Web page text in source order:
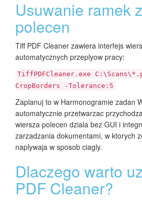
Usuwanie ramek
polecen
Tiff PDF Cleaner zawiera interfejs
automatycznych przeplyow pracy:
TiffPDFCleaner.exe
CropBorders -Tolerance:5
Zaplanuj to w Harmonogramie zadan
automatycznie przetwarzac
wiersza polecen dziala bez GUI i
zarzadzania dokumentami, w ktorych
naplywaja w sposob ciagly.
Dlaczego warto
PDF Cleaner?